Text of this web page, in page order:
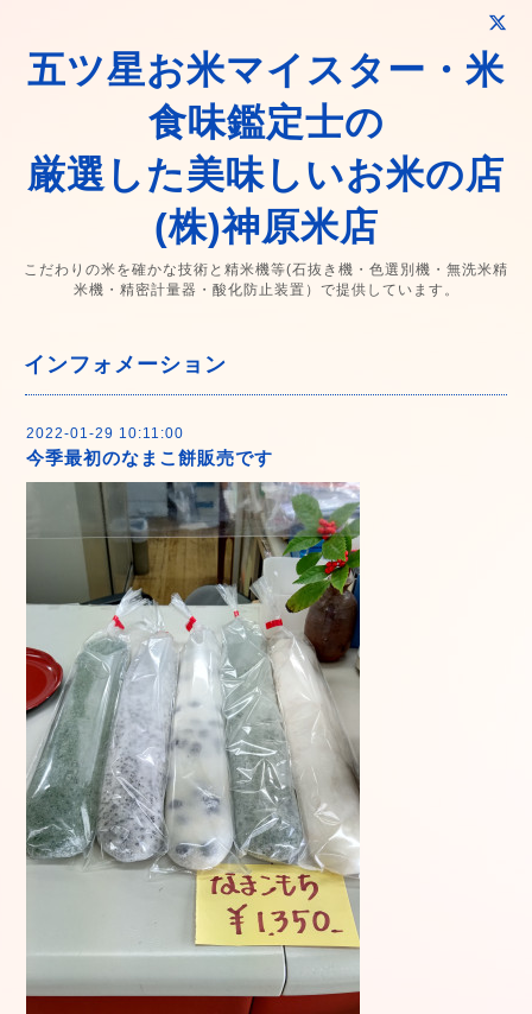
五ツ星お米マイスター・米
食味鑑定士の
厳選した美味しいお米の店
(株)神原米店
こだわりの米を確かな技術と精米機等(石抜き機・色選別機・無洗米精
米機・精密計量器・酸化防止装置）で提供しています。
インフォメーション
2022-01-29 10:11:00
今季最初のなまこ餅販売です